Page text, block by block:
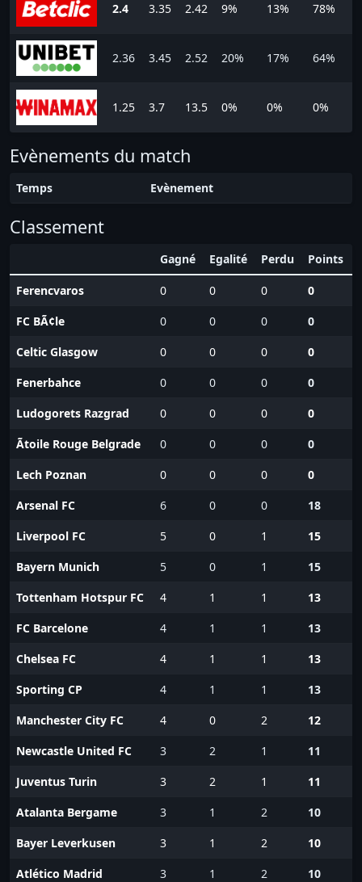
2.4 3.35 2.42 9% 13% 78%
2.36 3.45 2.52 20% 17% 64%
1.25 3.7 13.5 0% 0% 0%
Evènements du match
Temps Evènement
Classement
Gagné Egalité Perdu Points
Ferencvaros 0 0 0
0
FC BÃ¢le
0 0 0
0
Celtic Glasgow
0 0 0
0
Fenerbahce
0 0 0
0
Ludogorets Razgrad
0 0 0
0
Ãtoile Rouge Belgrade
0 0 0
0
Lech Poznan
0 0 0
0
Arsenal FC
6 0 0
18
Liverpool FC
5 0 1
15
Bayern Munich
5 0 1
15
Tottenham Hotspur FC
4 1 1
13
FC Barcelone
4 1 1
13
Chelsea FC
4 1 1
13
Sporting CP
4 1 1
13
Manchester City FC
4 0 2
12
Newcastle United FC
3 2 1
11
Juventus Turin
3 2 1
11
Atalanta Bergame
3 1 2
10
Bayer Leverkusen
3 1 2
10
Atlético Madrid
3 1 2
10